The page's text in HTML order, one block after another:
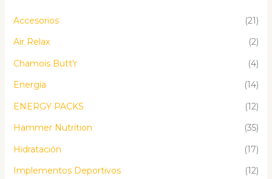
Accesorios
(21)
Air Relax
(2)
Chamois Butt'r
(4)
Energía
(14)
ENERGY PACKS
(12)
Hammer Nutrition
(35)
Hidratación
(17)
Implementos Deportivos
(12)